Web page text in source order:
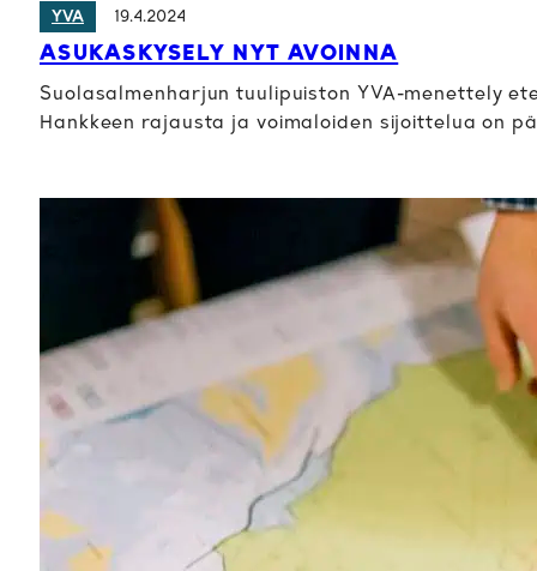
YVA 19.4.2024
ASUKASKYSELY NYT AVOINNA
Suolasalmenharjun tuulipuiston YVA-menettely
Hankkeen rajausta ja voimaloiden sijoittelua on